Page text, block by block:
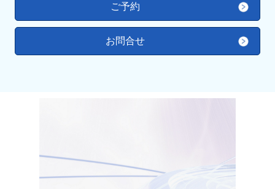
ご予約
お問合せ